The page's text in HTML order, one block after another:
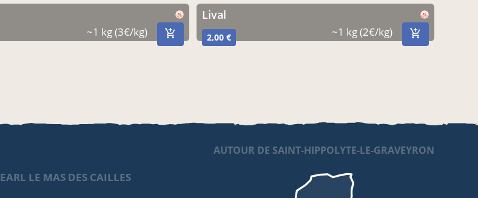
~1 kg (3€/kg)
lival
2,00 € ~1 kg (2€/kg)
EARL LE MAS DES CAILLES
AUTOUR DE SAINT-HIPPOLYTE-LE-GRAVEYRON